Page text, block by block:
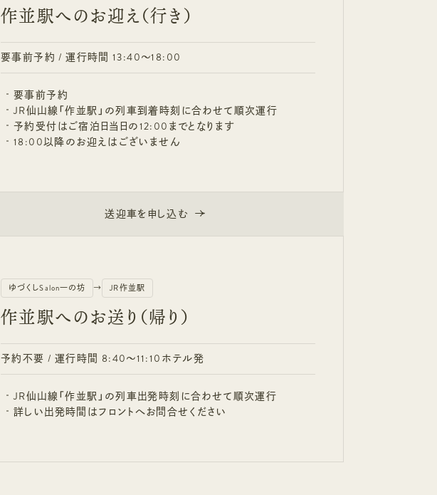
作並駅へのお迎え（行き）
要事前予約 / 運行時間 13:40〜18:00
要事前予約
JR仙山線「作並駅」の列車到着時刻に合わせて順次運行
予約受付はご宿泊日当日の12:00までとなります
18:00以降のお迎えはございません
送迎車を申し込む
ゆづくしSalon一の坊 → JR作並駅
作並駅へのお送り（帰り）
予約不要 / 運行時間 8:40～11:10ホテル発
JR仙山線「作並駅」の列車出発時刻に合わせて順次運行
詳しい出発時間はフロントへお問合せください